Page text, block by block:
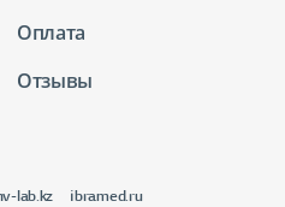
Оплата
Отзывы
lab.kz ibramed.ru